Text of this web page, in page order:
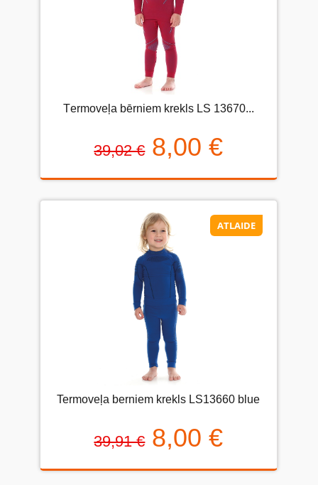
Тermoveļa bērniem krekls LS 13670...
39,02 € 8,00 €
ATLAIDE
Termoveļa berniem krekls LS13660 blue
39,91 € 8,00 €